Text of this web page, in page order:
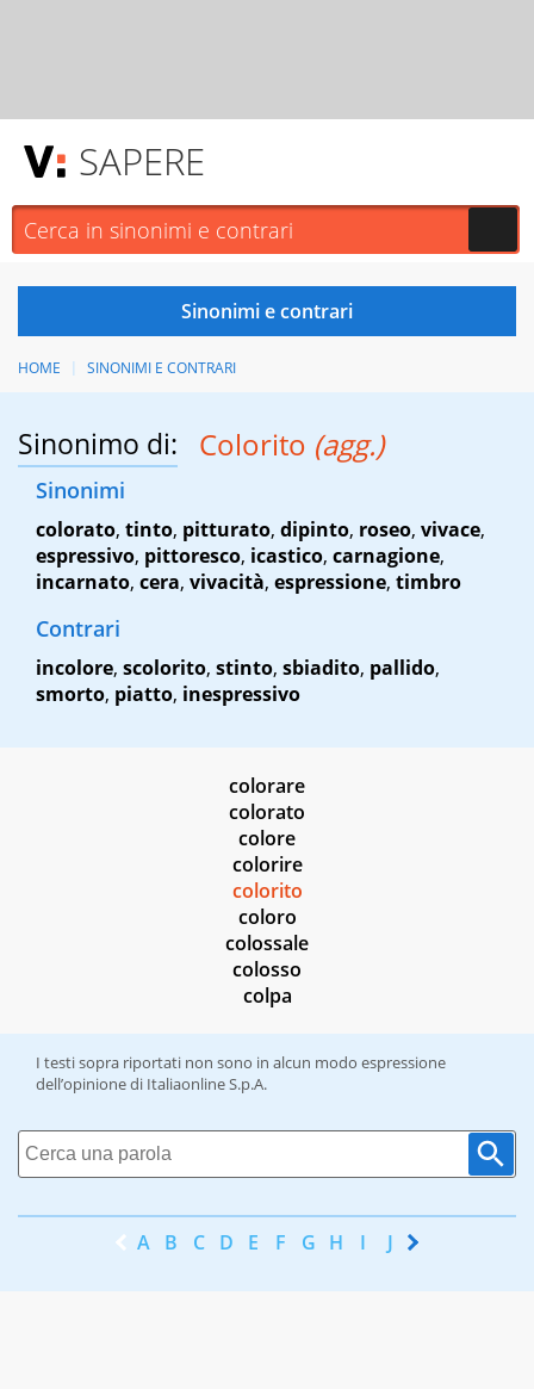
SAPERE
HOME SINONIMI E CONTRARI
Sinonimo di: Colorito (agg.)
Sinonimi
colorato, tinto, pitturato, dipinto, roseo, vivace,
espressivo, pittoresco, icastico, carnagione,
incarnato, cera, vivacità, espressione, timbro
Contrari
incolore, scolorito, stinto, sbiadito, pallido,
smorto, piatto, inespressivo
colorare
colorato
colore
colorire
colorito
coloro
colossale
colosso
colpa
I testi sopra riportati non sono in alcun modo espressione
dell’opinione di Italiaonline S.p.A.
A B C D E F G H I J K